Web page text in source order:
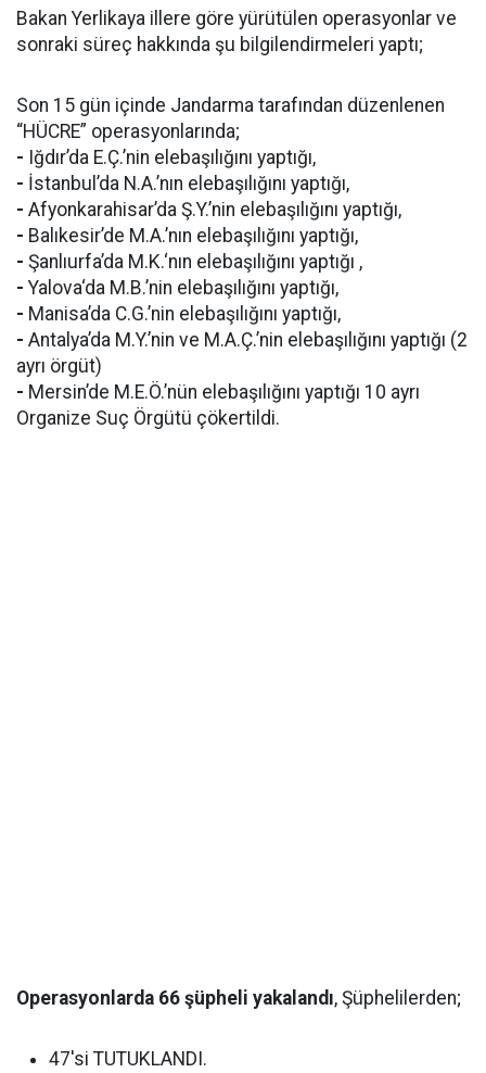
Bakan Yerlikaya illere göre yürütülen operasyonlar ve
sonraki süreç hakkında şu bilgilendirmeleri yaptı;
Son 15 gün içinde Jandarma tarafından düzenlenen
“HÜCRE” operasyonlarında;
- Iğdır’da E.Ç.’nin elebaşılığını yaptığı,
- İstanbul’da N.A.’nın elebaşılığını yaptığı,
- Afyonkarahisar’da Ş.Y.’nin elebaşılığını yaptığı,
- Balıkesir’de M.A.’nın elebaşılığını yaptığı,
- Şanlıurfa’da M.K.‘nın elebaşılığını yaptığı ,
- Yalova‘da M.B.’nin elebaşılığını yaptığı,
- Manisa’da C.G.’nin elebaşılığını yaptığı,
- Antalya’da M.Y.’nin ve M.A.Ç.’nin elebaşılığını yaptığı (2
ayrı örgüt)
- Mersin’de M.E.Ö.’nün elebaşılığını yaptığı 10 ayrı
Organize Suç Örgütü çökertildi.
Operasyonlarda 66 şüpheli yakalandı, Şüphelilerden;
47'si TUTUKLANDI.